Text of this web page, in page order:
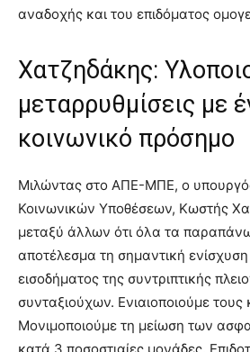
αναδοχής και του επιδόματος
Χατζηδάκης:
μεταρρυθμίσεις με
κοινωνικό πρόσημο
Μιλώντας στο ΑΠΕ-ΜΠΕ, ο
Κοινωνικών Υποθέσεων, Κωστής
μεταξύ άλλων ότι όλα τα
αποτέλεσμα τη σημαντική
εισοδήματος της συντριπτικής
συνταξιούχων. Ενιαιοποιούμε
Μονιμοποιούμε τη μείωση των